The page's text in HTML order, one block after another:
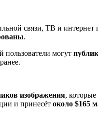
связи, ТВ и
.
пользователи могут
изображения,
и принесёт около $165